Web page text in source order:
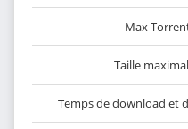
Max
Taille
Temps de download et